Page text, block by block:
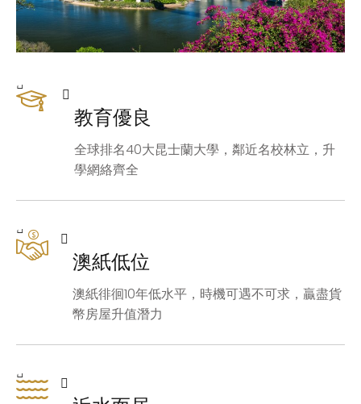
教育優良
全球排名40大昆士蘭大學，鄰近名校林立，升
學網絡齊全
澳紙低位
澳紙徘徊10年低水平，時機可遇不可求，贏盡貨
幣房屋升值潛力